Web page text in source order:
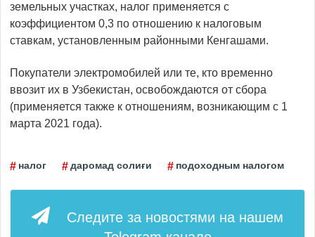
земельных участках, налог применяется с
коэффициентом 0,3 по отношению к налоговым
ставкам, установленным районными Кенгашами.
Покупатели электромобилей или те, кто временно
ввозит их в Узбекистан, освобождаются от сбора
(применяется также к отношениям, возникающим с 1
марта 2021 года).
налог даромад солиғи подоходным налогом
Следите за новостями на нашем